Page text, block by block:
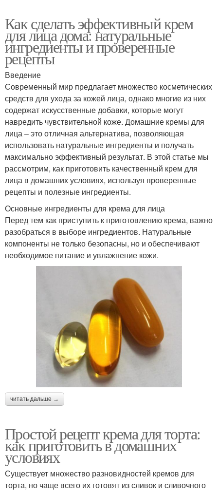
Как сделать эффективный крем
для лица дома: натуральные
ингредиенты и проверенные
рецепты
Введение
Современный мир предлагает множество косметических
средств для ухода за кожей лица, однако многие из них
содержат искусственные добавки, которые могут
навредить чувствительной коже. Домашние кремы для
лица – это отличная альтернатива, позволяющая
использовать натуральные ингредиенты и получать
максимально эффективный результат. В этой статье мы
рассмотрим, как приготовить качественный крем для
лица в домашних условиях, используя проверенные
рецепты и полезные ингредиенты.
Основные ингредиенты для крема для лица
Перед тем как приступить к приготовлению крема, важно
разобраться в выборе ингредиентов. Натуральные
компоненты не только безопасны, но и обеспечивают
необходимое питание и увлажнение кожи.
читать дальше →
Простой рецепт крема для торта:
как приготовить в домашних
условиях
Существует множество разновидностей кремов для
торта, но чаще всего их готовят из сливок и сливочного